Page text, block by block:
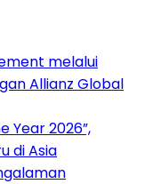
melalui
Allianz Global
Year 2026”,
di Asia